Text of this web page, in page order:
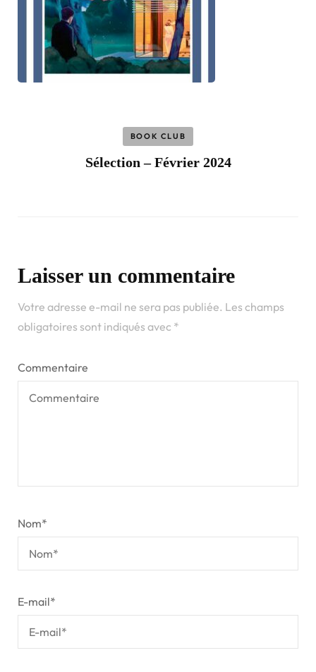
BOOK CLUB
Sélection – Février 2024
Laisser un commentaire
Votre adresse e-mail ne sera pas publiée. Les champs
obligatoires sont indiqués avec *
Commentaire
Nom*
E-mail*